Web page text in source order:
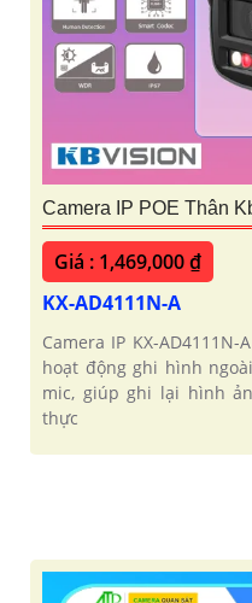
Camera IP POE Thân
Giá : 1,469,000 ₫
KX-AD4111N-A
Camera IP KX-
hoạt động ghi hình
mic, giúp ghi lại hình
thực